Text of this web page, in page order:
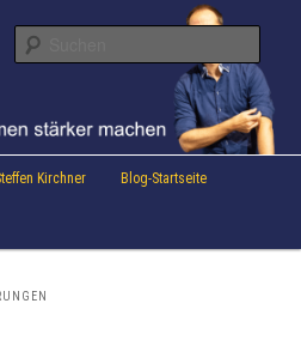
Steffen Kirchner
Kirchner Blog-Startseite